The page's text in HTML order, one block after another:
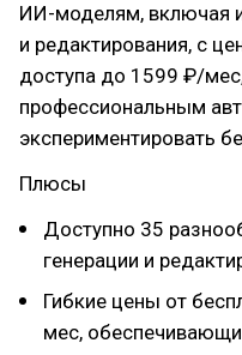
ИИ-моделям, включая
и редактирования, с
доступа до 1599 ₽/
профессиональным
экспериментировать
Плюсы
Доступно 35
генерации и
Гибкие цены от
мес,